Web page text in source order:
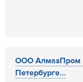
ООО АлмазПром
Петербурге...